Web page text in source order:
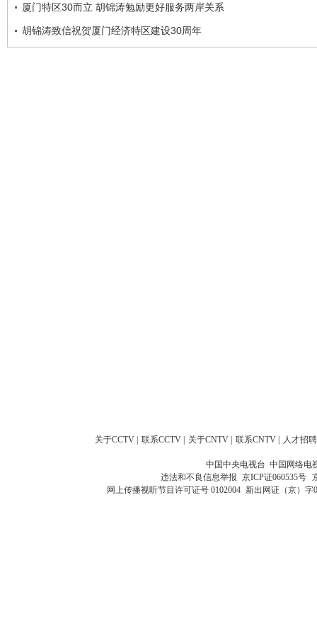
厦门特区30而立 胡锦涛勉励更好服务两岸关系
胡锦涛致信祝贺厦门经济特区建设30周年
关于CCTV 联系CCTV 关于CNTV 联系CNTV 人才招聘
中国中央电视台 中国网络电
违法和不良信息举报 京ICP证060535号
网上传播视听节目许可证号 0102004 新出网证（京）